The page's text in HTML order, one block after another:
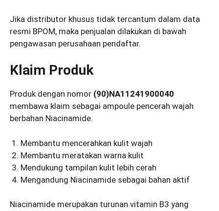
Jika distributor khusus tidak tercantum dalam data
resmi BPOM, maka penjualan dilakukan di bawah
pengawasan perusahaan pendaftar.
Klaim Produk
Produk dengan nomor (90)NA11241900040
membawa klaim sebagai ampoule pencerah wajah
berbahan Niacinamide.
Membantu mencerahkan kulit wajah
Membantu meratakan warna kulit
Mendukung tampilan kulit lebih cerah
Mengandung Niacinamide sebagai bahan aktif
Niacinamide merupakan turunan vitamin B3 yang